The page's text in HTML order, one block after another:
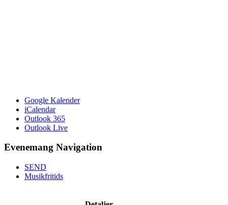
Google Kalender
iCalendar
Outlook 365
Outlook Live
Evenemang Navigation
SEND
Musikfritids